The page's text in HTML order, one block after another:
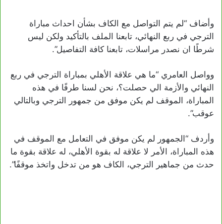
وأضاف “لم يتم التواصل مع الكاف بشأن احداث مباراة
الترجي في ربع النهائي، تابعنا الملف بالتأكيد ولكن ليس
شرطًا ان نصدر مراسلات، تابعنا كافة التفاصيل”.
وواصل العامري “ما هي علاقة الأهلي بمباراة الترجي في ربع
النهائي والأزمة الي حصلت؟، نحن لسنا طرفًا في هذه
المباراة، الموقف لم يكن موفق من جمهور الترجي وبالتالي
عوقب”.
وأردف “الجمهور لم يكن موفق في التعامل مع الموقف في
هذه المباراة، الأمر لا علاقة له بقوة الأهلي، له علاقة بقوة ما
حدث من جماهير الترجي، الكاف هو من تدخل واتخذ موقفًا”.